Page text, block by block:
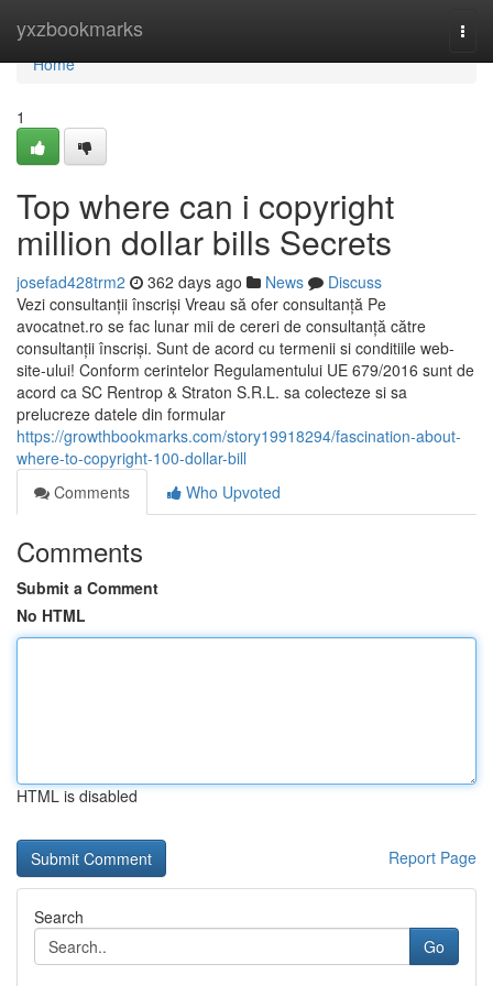
yxzbookmarks
Home
Home
1
Top where can i copyright
million dollar bills Secrets
josefad428trm2 362 days ago News
Discuss
Vezi consultanții înscriși Vreau să ofer consultanță Pe
avocatnet.ro se fac lunar mii de cereri de consultanță către
consultanții înscriși. Sunt de acord cu termenii si conditiile web-
site-ului! Conform cerintelor Regulamentului UE 679/2016 sunt de
acord ca SC Rentrop & Straton S.R.L. sa colecteze si sa
prelucreze datele din formular
https://growthbookmarks.com/story19918294/fascination-about-
where-to-copyright-100-dollar-bill
Comments
Who Upvoted
Comments
Submit a Comment
No HTML
HTML is disabled
Report Page
Search
Go